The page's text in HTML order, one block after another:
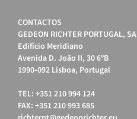
CONTACTOS
GEDEON RICHTER PORTUGAL, SA
Edifício Meridiano
Avenida D. João II, 30 6ºB
1990-092 Lisboa, Portugal
TEL: +351 210 994 124
FAX: +351 210 993 685